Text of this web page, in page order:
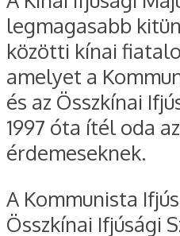
legmagasabb
közötti kínai
amelyet a
és az Összkínai
1997 óta ítél oda
érdemeseknek.
A Kommunista
Összkínai Ifjúsági